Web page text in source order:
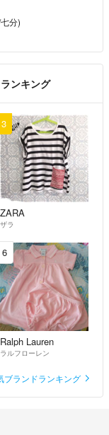
分)
ンキング
3
ZARA
ザラ
6
Ralph Lauren
ラルフローレン
ブランドランキング